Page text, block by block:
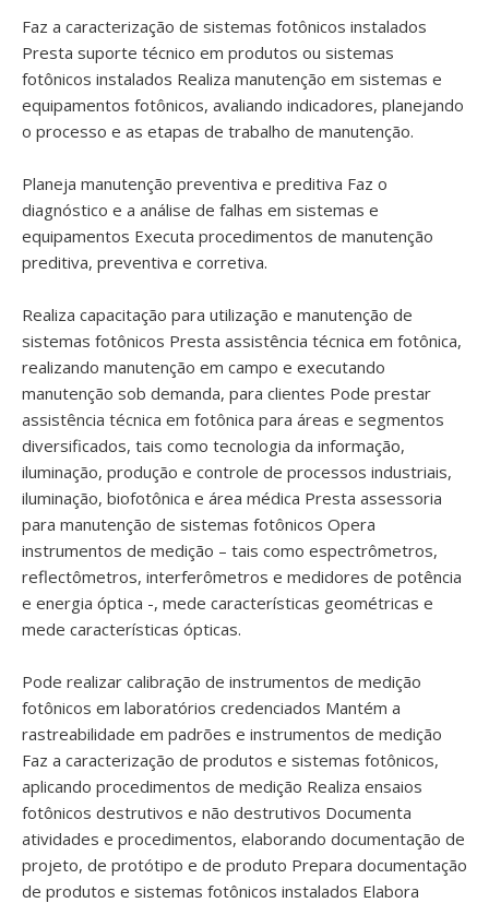
Faz a caracterização de sistemas fotônicos instalados
Presta suporte técnico em produtos ou sistemas
fotônicos instalados Realiza manutenção em sistemas e
equipamentos fotônicos, avaliando indicadores, planejando
o processo e as etapas de trabalho de manutenção.
Planeja manutenção preventiva e preditiva Faz o
diagnóstico e a análise de falhas em sistemas e
equipamentos Executa procedimentos de manutenção
preditiva, preventiva e corretiva.
Realiza capacitação para utilização e manutenção de
sistemas fotônicos Presta assistência técnica em fotônica,
realizando manutenção em campo e executando
manutenção sob demanda, para clientes Pode prestar
assistência técnica em fotônica para áreas e segmentos
diversificados, tais como tecnologia da informação,
iluminação, produção e controle de processos industriais,
iluminação, biofotônica e área médica Presta assessoria
para manutenção de sistemas fotônicos Opera
instrumentos de medição – tais como espectrômetros,
reflectômetros, interferômetros e medidores de potência
e energia óptica -, mede características geométricas e
mede características ópticas.
Pode realizar calibração de instrumentos de medição
fotônicos em laboratórios credenciados Mantém a
rastreabilidade em padrões e instrumentos de medição
Faz a caracterização de produtos e sistemas fotônicos,
aplicando procedimentos de medição Realiza ensaios
fotônicos destrutivos e não destrutivos Documenta
atividades e procedimentos, elaborando documentação de
projeto, de protótipo e de produto Prepara documentação
de produtos e sistemas fotônicos instalados Elabora